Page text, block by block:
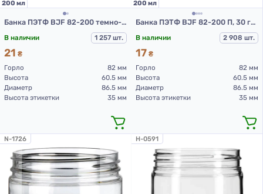
200 мл
Банка ПЭТФ BJF 82-200 темно-коричневая (шоколад), 30 гр. (ПЭТ банки 200 мл)
В наличии 1 257 шт.
21 ₴
Горло
82 мм
Высота
60.5 мм
Диаметр
86.5 мм
Высота этикетки
35 мм
200 мл
Банка ПЭТФ BJF 82-200 П, 30 гр (ПЭТ банки 200 мл)
В наличии 2 908 шт.
17 ₴
Горло
82 мм
Высота
60.5 мм
Диаметр
86.5 мм
Высота этикетки
35 мм
N-1726 H-0591